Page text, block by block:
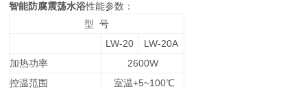
智能防腐震荡水浴性能参数：
型 号
LW-20
LW-20A
加热功率
2600W
控温范围
室温+5~100℃